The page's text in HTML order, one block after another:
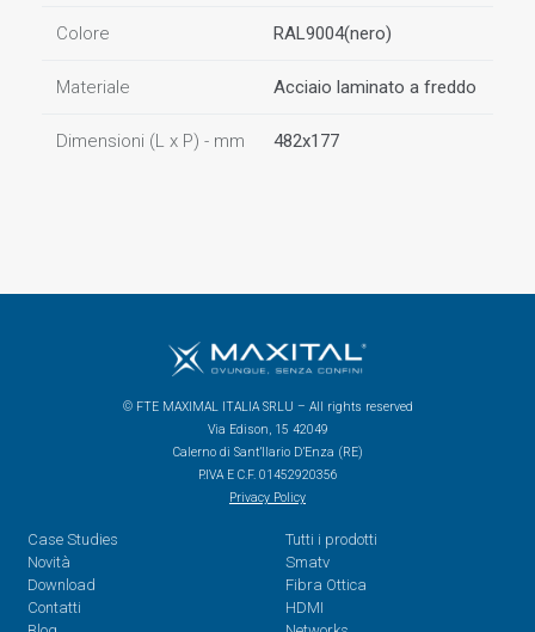
Colore RAL9004(nero)
Materiale Acciaio laminato a freddo
Dimensioni (L x P) - mm 482x177
© FTE MAXIMAL ITALIA SRLU – All rights reserved
Via Edison, 15 42049
Calerno di Sant’Ilario D’Enza (RE)
P.IVA E C.F. 01452920356
Privacy Policy
Case Studies
Novità
Download
Contatti
Tutti i prodotti
Smatv
Fibra Ottica
HDMI